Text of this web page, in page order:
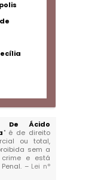
De Ácido
" é de direito
ou total,
sem a
e está
– Lei n°